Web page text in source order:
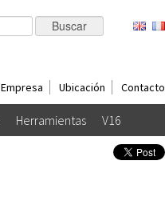
Empresa Ubicación Contacto
Herramientas V16